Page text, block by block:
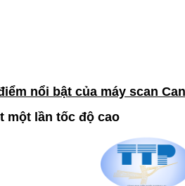
nổi bật của máy scan
một lần tốc độ cao